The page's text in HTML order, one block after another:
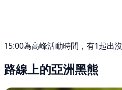
15:00為高峰活動時間，有1起出沒
路線上的亞洲黑熊